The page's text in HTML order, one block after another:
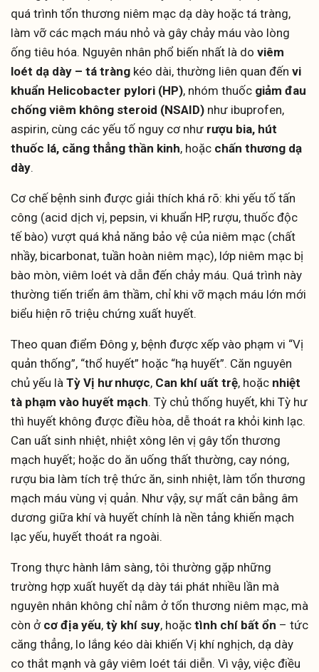
quá trình tổn thương niêm mạc dạ dày hoặc tá tràng,
làm vỡ các mạch máu nhỏ và gây chảy máu vào lòng
ống tiêu hóa. Nguyên nhân phổ biến nhất là do viêm
loét dạ dày – tá tràng kéo dài, thường liên quan đến vi
khuẩn Helicobacter pylori (HP), nhóm thuốc giảm đau
chống viêm không steroid (NSAID) như ibuprofen,
aspirin, cùng các yếu tố nguy cơ như rượu bia, hút
thuốc lá, căng thẳng thần kinh, hoặc chấn thương dạ
dày.
Cơ chế bệnh sinh được giải thích khá rõ: khi yếu tố tấn
công (acid dịch vị, pepsin, vi khuẩn HP, rượu, thuốc độc
tế bào) vượt quá khả năng bảo vệ của niêm mạc (chất
nhầy, bicarbonat, tuần hoàn niêm mạc), lớp niêm mạc bị
bào mòn, viêm loét và dẫn đến chảy máu. Quá trình này
thường tiến triển âm thầm, chỉ khi vỡ mạch máu lớn mới
biểu hiện rõ triệu chứng xuất huyết.
Theo quan điểm Đông y, bệnh được xếp vào phạm vi “Vị
quản thống”, “thổ huyết” hoặc “hạ huyết”. Căn nguyên
chủ yếu là Tỳ Vị hư nhược, Can khí uất trệ, hoặc nhiệt
tà phạm vào huyết mạch. Tỳ chủ thống huyết, khi Tỳ hư
thì huyết không được điều hòa, dễ thoát ra khỏi kinh lạc.
Can uất sinh nhiệt, nhiệt xông lên vị gây tổn thương
mạch huyết; hoặc do ăn uống thất thường, cay nóng,
rượu bia làm tích trệ thức ăn, sinh nhiệt, làm tổn thương
mạch máu vùng vị quản. Như vậy, sự mất cân bằng âm
dương giữa khí và huyết chính là nền tảng khiến mạch
lạc yếu, huyết thoát ra ngoài.
Trong thực hành lâm sàng, tôi thường gặp những
trường hợp xuất huyết dạ dày tái phát nhiều lần mà
nguyên nhân không chỉ nằm ở tổn thương niêm mạc, mà
còn ở cơ địa yếu, tỳ khí suy, hoặc tình chí bất ổn – tức
căng thẳng, lo lắng kéo dài khiến Vị khí nghịch, dạ dày
co thắt mạnh và gây viêm loét tái diễn. Vì vậy, việc điều